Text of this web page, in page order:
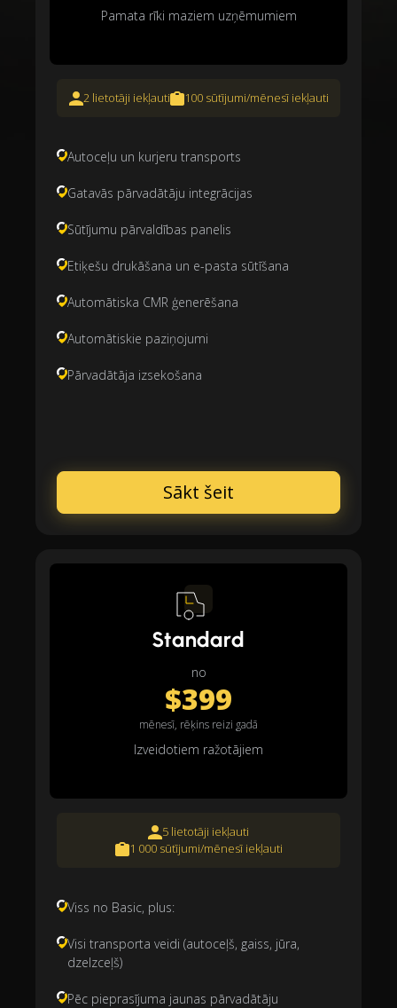
Pamata rīki maziem uzņēmumiem
2 lietotāji iekļauti 100 sūtījumi/mēnesī iekļauti
Autoceļu un kurjeru transports
Gatavās pārvadātāju integrācijas
Sūtījumu pārvaldības panelis
Etiķešu drukāšana un e-pasta sūtīšana
Automātiska CMR ģenerēšana
Automātiskie paziņojumi
Pārvadātāja izsekošana
Sākt šeit
Standard
no
$399
mēnesī, rēķins reizi gadā
Izveidotiem ražotājiem
5 lietotāji iekļauti
1 000 sūtījumi/mēnesī iekļauti
Viss no Basic, plus:
Visi transporta veidi (autoceļš, gaiss, jūra,
dzelzceļš)
Pēc pieprasījuma jaunas pārvadātāju